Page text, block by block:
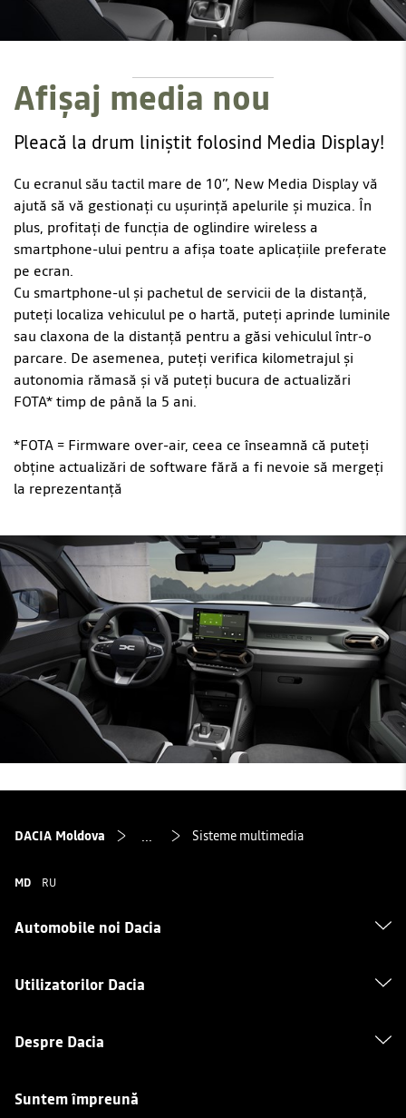
Afișaj media nou
Pleacă la drum liniștit folosind Media Display!
Cu ecranul său tactil mare de 10”, New Media Display vă
ajută să vă gestionați cu ușurință apelurile și muzica. În
plus, profitați de funcția de oglindire wireless a
smartphone-ului pentru a afișa toate aplicațiile preferate
pe ecran.
Cu smartphone-ul și pachetul de servicii de la distanță,
puteți localiza vehiculul pe o hartă, puteți aprinde luminile
sau claxona de la distanță pentru a găsi vehiculul într-o
parcare. De asemenea, puteți verifica kilometrajul și
autonomia rămasă și vă puteți bucura de actualizări
FOTA* timp de până la 5 ani.
*FOTA = Firmware over-air, ceea ce înseamnă că puteți
obține actualizări de software fără a fi nevoie să mergeți
la reprezentanță